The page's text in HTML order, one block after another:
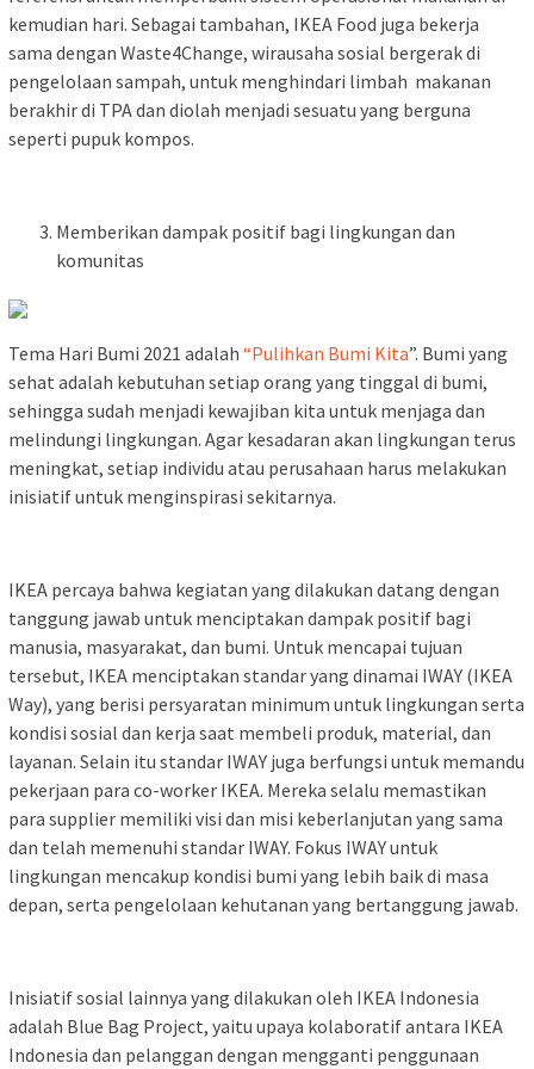
kemudian hari. Sebagai tambahan, IKEA Food juga bekerja
sama dengan Waste4Change, wirausaha sosial bergerak di
pengelolaan sampah, untuk menghindari limbah makanan
berakhir di TPA dan diolah menjadi sesuatu yang berguna
seperti pupuk kompos.
Memberikan dampak positif bagi lingkungan dan
komunitas
Tema Hari Bumi 2021 adalah “Pulihkan Bumi Kita”. Bumi yang
sehat adalah kebutuhan setiap orang yang tinggal di bumi,
sehingga sudah menjadi kewajiban kita untuk menjaga dan
melindungi lingkungan. Agar kesadaran akan lingkungan terus
meningkat, setiap individu atau perusahaan harus melakukan
inisiatif untuk menginspirasi sekitarnya.
IKEA percaya bahwa kegiatan yang dilakukan datang dengan
tanggung jawab untuk menciptakan dampak positif bagi
manusia, masyarakat, dan bumi. Untuk mencapai tujuan
tersebut, IKEA menciptakan standar yang dinamai IWAY (IKEA
Way), yang berisi persyaratan minimum untuk lingkungan serta
kondisi sosial dan kerja saat membeli produk, material, dan
layanan. Selain itu standar IWAY juga berfungsi untuk memandu
pekerjaan para co-worker IKEA. Mereka selalu memastikan
para supplier memiliki visi dan misi keberlanjutan yang sama
dan telah memenuhi standar IWAY. Fokus IWAY untuk
lingkungan mencakup kondisi bumi yang lebih baik di masa
depan, serta pengelolaan kehutanan yang bertanggung jawab.
Inisiatif sosial lainnya yang dilakukan oleh IKEA Indonesia
adalah Blue Bag Project, yaitu upaya kolaboratif antara IKEA
Indonesia dan pelanggan dengan mengganti penggunaan